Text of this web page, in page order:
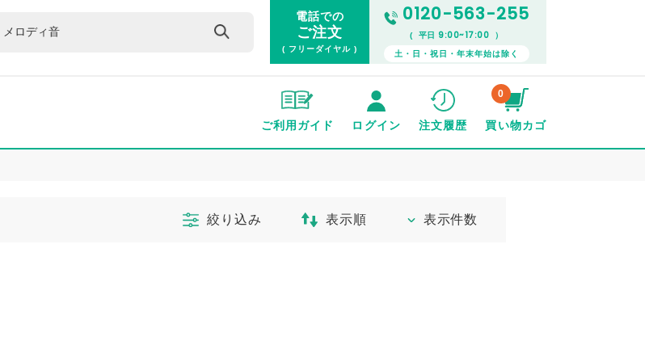
電話での
ご注文
( フリーダイヤル )
0120-563-255
( 平日9:00~17:00 ）
土・日・祝日・年末年始は除く
ご利用ガイド ログイン 注文履歴
0
買い物カゴ
絞り込み 表示順 表示件数